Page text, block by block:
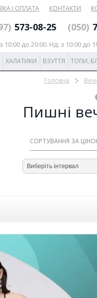
І ОПЛАТА КОНТАКТИ
573-08-25 (‎050)
10:00 до 20:00. Нд: з 10:00 до
ХАЛАТИКИ ВЗУТТЯ ТОПИ,
Головна
Пишні
СОРТУВАННЯ ЗА